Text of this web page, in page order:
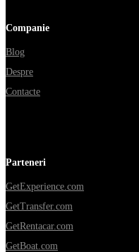
Companie
Blog
Despre
Contacte
Parteneri
GetExperience.com
GetTransfer.com
GetRentacar.com
GetBoat.com